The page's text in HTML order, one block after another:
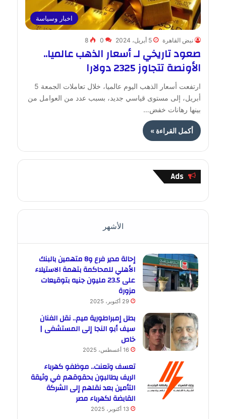
اخبار وسياسة
نبض القاهرة 5 أبريل، 2024 0
8
صعود تاريخي لـ أسعار الذهب عالميا..
الأونصة تتجاوز 2325 دولارا
ارتفعت أسعار الذهب اليوم عالميا، خلال تعاملات الجمعة 5
أبريل، إلى مستوى قياسي جديد، بسبب عدد من العوامل من
بينها رهانات خفض…
أكمل القراءة »
Ads
الأشهر
إحالة مدير فرع و8 متهمين بالبنك
الأهلي للمحاكمة بتهمة الاستيلاء
على 23.5 مليون جنيه بتوقيعات
مزورة
29 أكتوبر، 2025
بطل إمبراطورية ميم.. نقل الفنان
سيف أبو النجا إلى المستشفى |
خاص
16 أغسطس، 2025
تعسف وتعنت.. موظفو كهرباء
الريف يطالبون بحقوقهم في وثيقة
التأمين بعد نقلهم إلى الشركة
القابضة لكهرباء مصر
13 أكتوبر، 2025